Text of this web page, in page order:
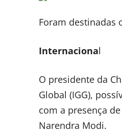
Foram destinadas
Internacional
O presidente da
Global (IGG),
com a presença
Narendra Modi.